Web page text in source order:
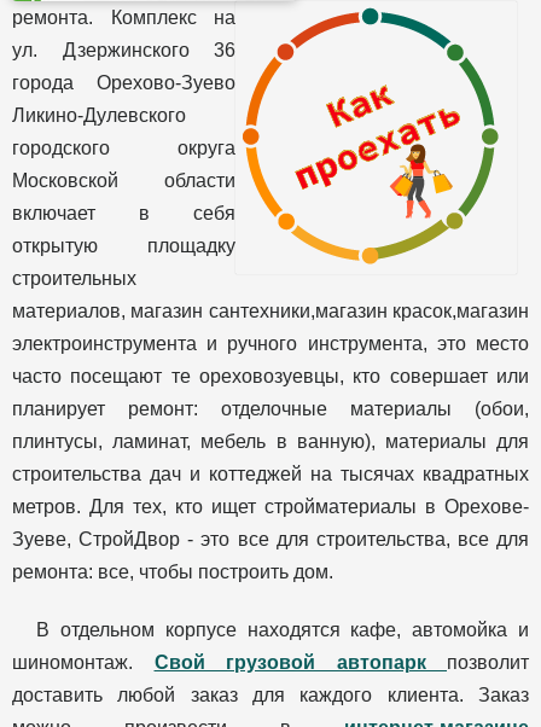
ремонта. Комплекс на
ул. Дзержинского 36
города Орехово-Зуево
Ликино-Дулевского
городского округа
Московской области
включает в себя
открытую площадку
строительных
материалов, магазин сантехники,магазин красок,магазин
электроинструмента и ручного инструмента, это место
часто посещают те ореховозуевцы, кто совершает или
планирует ремонт: отделочные материалы (обои,
плинтусы, ламинат, мебель в ванную), материалы для
строительства дач и коттеджей на тысячах квадратных
метров. Для тех, кто ищет стройматериалы в Орехове-
Зуеве, СтройДвор - это все для строительства, все для
ремонта: все, чтобы построить дом.
В отдельном корпусе находятся кафе, автомойка и
шиномонтаж. Свой грузовой автопарк позволит
доставить любой заказ для каждого клиента. Заказ